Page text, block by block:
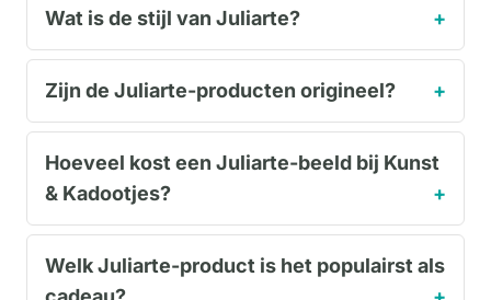
Wat is de stijl van Juliarte?
Zijn de Juliarte-producten origineel?
Hoeveel kost een Juliarte-beeld bij Kunst
& Kadootjes?
Welk Juliarte-product is het populairst als